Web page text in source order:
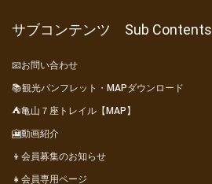
サブコンテンツ Sub Contents
📧お問い合わせ
📚観光パンフレット・MAPダウンロード
⛺亀山７座トレイル【MAP】
🎦動画紹介
👦会員募集のお知らせ
👧会員専用ページ